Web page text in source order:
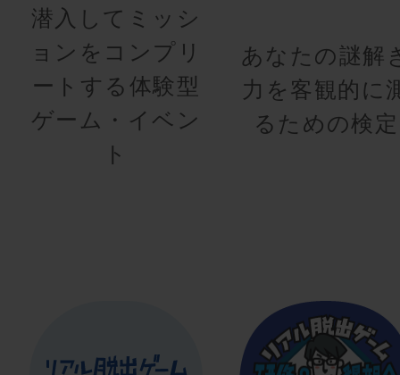
潜入してミッシ
ョンをコンプリ
ートする体験型
ゲーム・イベン
ト
あなたの謎解
力を客観的に
るための検定